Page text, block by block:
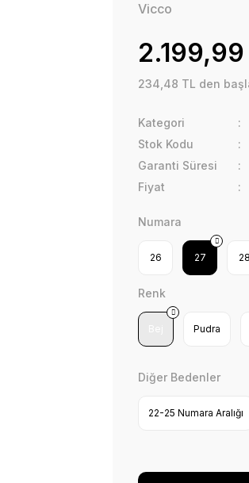
Vicco
2.199,99
234,48 TL den
Kategori
Stok Kodu
Garanti Süresi
Fiyat
Numara
26 27 28
Renk
Pudra
Diğer Bedenler
22-25 Numara Aralığı